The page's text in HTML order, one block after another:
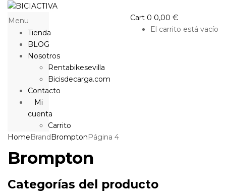
Menu
Tienda
BLOG
Nosotros
Rentabikesevilla
Bicisdecarga.com
Contacto
Mi
cuenta
Carrito
Cart 0 0,00 €
El carrito está vacío
HomeBrandBromptonPágina 4
Brompton
Categorías del producto